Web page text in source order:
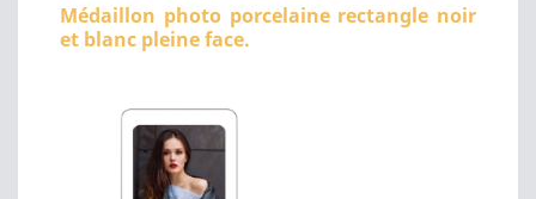
Médaillon photo porcelaine rectangle noir
et blanc pleine face.